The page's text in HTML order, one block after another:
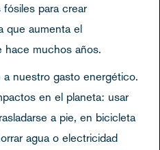
para crear
que aumenta el
hace muchos años.
nuestro gasto energético.
en el planeta: usar
a pie, en bicicleta
agua o electricidad